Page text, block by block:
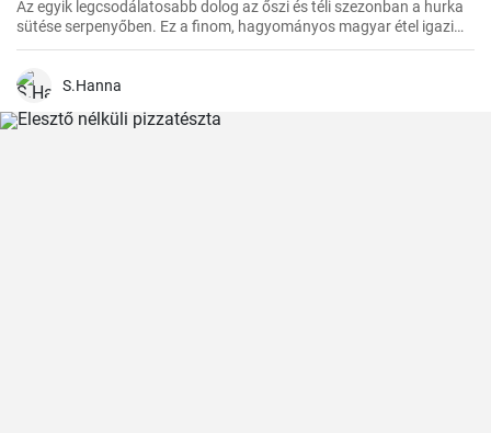
Az egyik legcsodálatosabb dolog az őszi és téli szezonban a hurka
sütése serpenyőben. Ez a finom, hagyományos magyar étel igazi
felmelegedést nyújt a hűvösebb hónapokban és nagyszerű
alkalmából.
S.Hanna